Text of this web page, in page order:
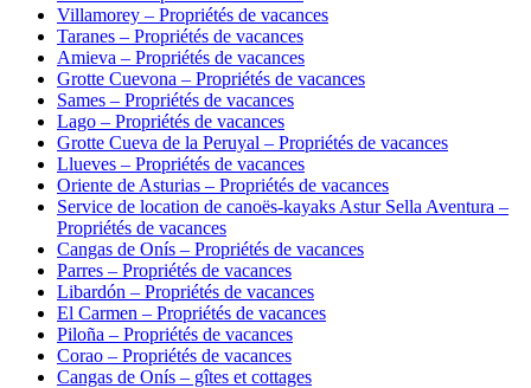
Villamorey – Propriétés de vacances
Taranes – Propriétés de vacances
Amieva – Propriétés de vacances
Grotte Cuevona – Propriétés de vacances
Sames – Propriétés de vacances
Lago – Propriétés de vacances
Grotte Cueva de la Peruyal – Propriétés de vacances
Llueves – Propriétés de vacances
Oriente de Asturias – Propriétés de vacances
Service de location de canoës-kayaks Astur Sella Aventura –
Propriétés de vacances
Cangas de Onís – Propriétés de vacances
Parres – Propriétés de vacances
Libardón – Propriétés de vacances
El Carmen – Propriétés de vacances
Piloña – Propriétés de vacances
Corao – Propriétés de vacances
Cangas de Onís – gîtes et cottages